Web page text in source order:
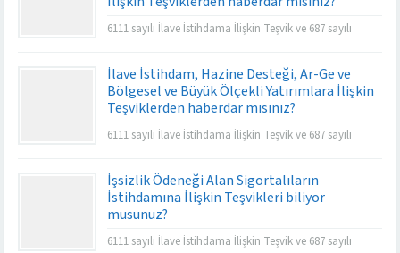
6111 sayılı İlave İstihdama İlişkin Teşvik ve 687 sayılı
sağlamaktadır.
İlave İstihdam, Hazine Desteği, Ar-Ge ve
Bölgesel ve Büyük Ölçekli Yatırımlara İlişkin
Teşviklerden haberdar mısınız?
6111 sayılı İlave İstihdama İlişkin Teşvik ve 687 sayılı
sağlamaktadır.
İşsizlik Ödeneği Alan Sigortalıların
İstihdamına İlişkin Teşvikleri biliyor
musunuz?
6111 sayılı İlave İstihdama İlişkin Teşvik ve 687 sayılı